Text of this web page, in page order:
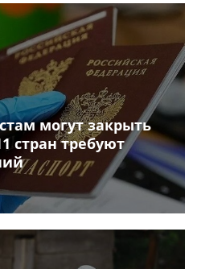
могут закрыть
стран требуют